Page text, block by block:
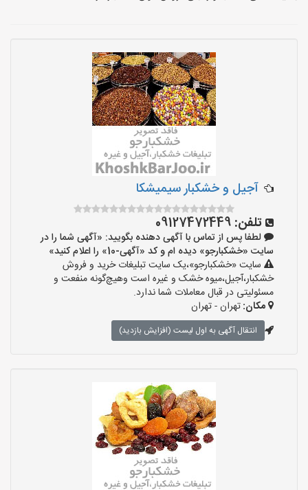
آجیل و خشکبار سیمیشکا
تلفن: 09127472449
لطفا پس از تماس با آگهی دهنده بگویید: «آگهی شما را در
سایت «خشکبارجو» دیده ام و کد «آگهی-10» را اعلام کنید»
سایت «خشکبارجو»،یک سایت تبلیغات خرید و فروش
خشکبار،آجیل،میوه خشک و غیره است وهیچ‌گونه منفعت و
مسئولیتی در قبال معاملات شما ندارد.
مکان:تهران - تهران
انتقال آگهی به اول لیست (افزایش بازدید)